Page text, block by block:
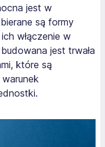
jest w
są formy
włączenie w
jest trwała
które są